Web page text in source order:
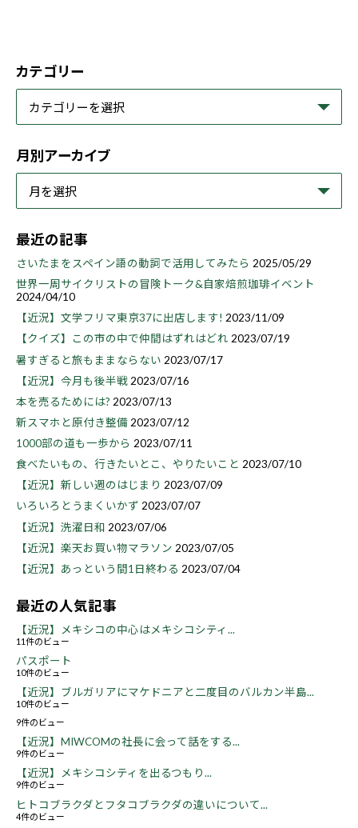
カテゴリー
月別アーカイブ
最近の記事
さいたまをスペイン語の動詞で活用してみたら 2025/05/29
世界一周サイクリストの冒険トーク&自家焙煎珈琲イベント
2024/04/10
【近況】文学フリマ東京37に出店します! 2023/11/09
【クイズ】この市の中で仲間はずれはどれ 2023/07/19
暑すぎると旅もままならない 2023/07/17
【近況】今月も後半戦 2023/07/16
本を売るためには? 2023/07/13
新スマホと原付き整備 2023/07/12
1000部の道も一歩から 2023/07/11
食べたいもの、行きたいとこ、やりたいこと 2023/07/10
【近況】新しい週のはじまり 2023/07/09
いろいろとうまくいかず 2023/07/07
【近況】洗濯日和 2023/07/06
【近況】楽天お買い物マラソン 2023/07/05
【近況】あっという間1日終わる 2023/07/04
最近の人気記事
【近況】メキシコの中心はメキシコシティ...
11件のビュー
パスポート
10件のビュー
【近況】ブルガリアにマケドニアと二度目のバルカン半島...
10件のビュー
9件のビュー
【近況】MIWCOMの社長に会って話をする...
9件のビュー
【近況】メキシコシティを出るつもり...
9件のビュー
ヒトコブラクダとフタコブラクダの違いについて...
4件のビュー